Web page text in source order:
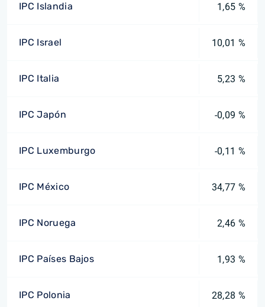
IPC Islandia 1,65 %
IPC Israel 10,01 %
IPC Italia 5,23 %
IPC Japón -0,09 %
IPC Luxemburgo -0,11 %
IPC México 34,77 %
IPC Noruega 2,46 %
IPC Países Bajos 1,93 %
IPC Polonia 28,28 %